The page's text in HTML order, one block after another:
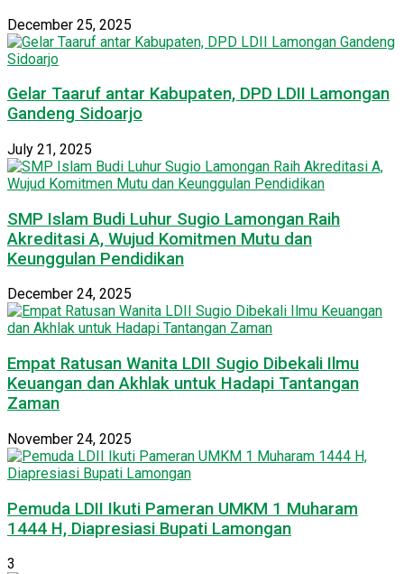
December 25, 2025
Gelar Taaruf antar Kabupaten, DPD LDII Lamongan
Gandeng Sidoarjo
July 21, 2025
SMP Islam Budi Luhur Sugio Lamongan Raih
Akreditasi A, Wujud Komitmen Mutu dan
Keunggulan Pendidikan
December 24, 2025
Empat Ratusan Wanita LDII Sugio Dibekali Ilmu
Keuangan dan Akhlak untuk Hadapi Tantangan
Zaman
November 24, 2025
Pemuda LDII Ikuti Pameran UMKM 1 Muharam
1444 H, Diapresiasi Bupati Lamongan
3